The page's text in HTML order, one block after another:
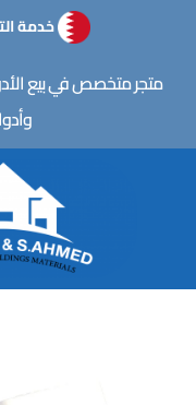
المحتوى
خدمة
متجر متخصص في بيع